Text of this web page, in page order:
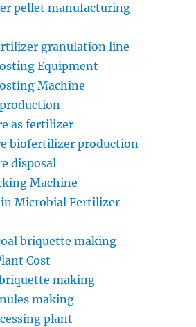
pellet manufacturing
granulation line
Equipment
Machine
as fertilizer
biofertilizer production
disposal
Machine
in Microbial Fertilizer
briquette making
Cost
making
making
plant